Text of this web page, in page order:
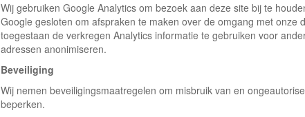
Wij gebruiken Google Analytics om bezoek aan deze site bij te
Google gesloten om afspraken te maken over de omgang met onze
toegestaan de verkregen Analytics informatie te gebruiken voor
adressen anonimiseren.
Beveiliging
Wij nemen beveiligingsmaatregelen om misbruik van en
beperken.